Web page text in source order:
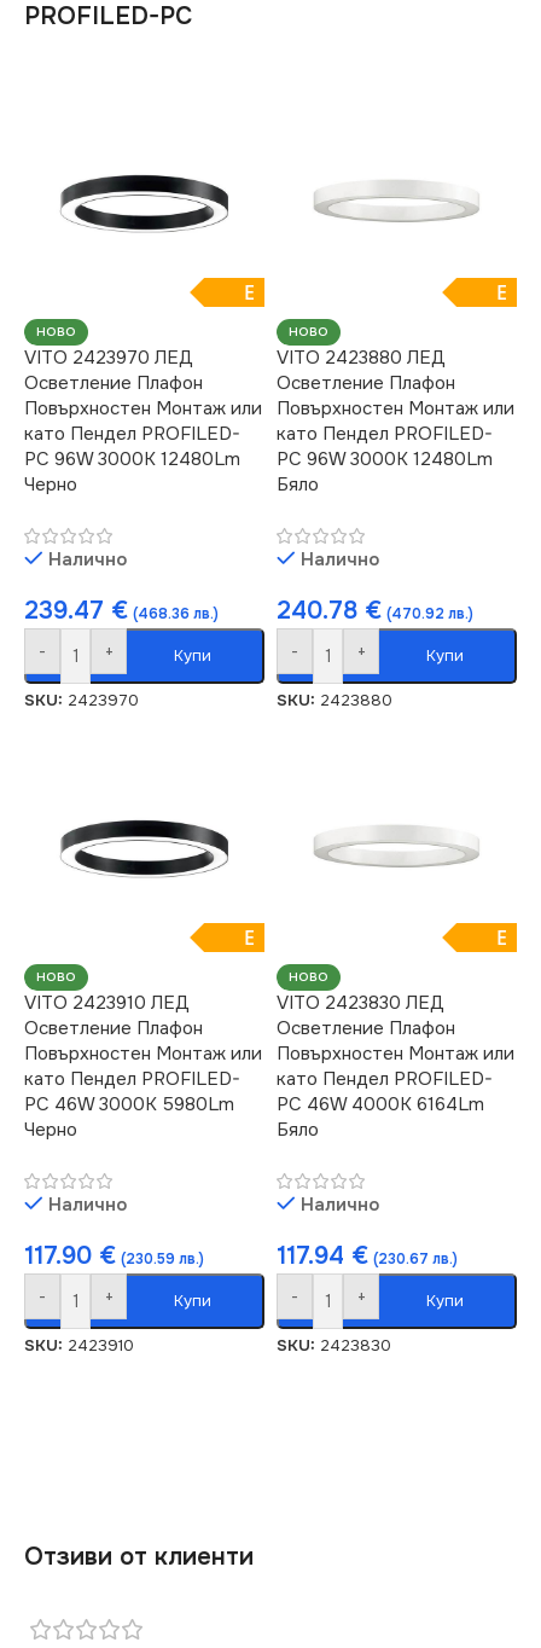
PROFILED-PC
E
НОВО
VITO 2423970 ЛЕД
Осветление Плафон
Повърхностен Монтаж или
като Пендел PROFILED-
PC 96W 3000K 12480Lm
Черно
Налично
239.47 € (468.36 лв.)
- + Купи
SKU: 2423970
E
НОВО
VITO 2423880 ЛЕД
Осветление Плафон
Повърхностен Монтаж или
като Пендел PROFILED-
PC 96W 3000K 12480Lm
Бяло
Налично
240.78 € (470.92 лв.)
- + Купи
SKU: 2423880
E
НОВО
VITO 2423910 ЛЕД
Осветление Плафон
Повърхностен Монтаж или
като Пендел PROFILED-
PC 46W 3000K 5980Lm
Черно
Налично
117.90 € (230.59 лв.)
- + Купи
SKU: 2423910
E
НОВО
VITO 2423830 ЛЕД
Осветление Плафон
Повърхностен Монтаж или
като Пендел PROFILED-
PC 46W 4000K 6164Lm
Бяло
Налично
117.94 € (230.67 лв.)
- + Купи
SKU: 2423830
Отзиви от клиенти